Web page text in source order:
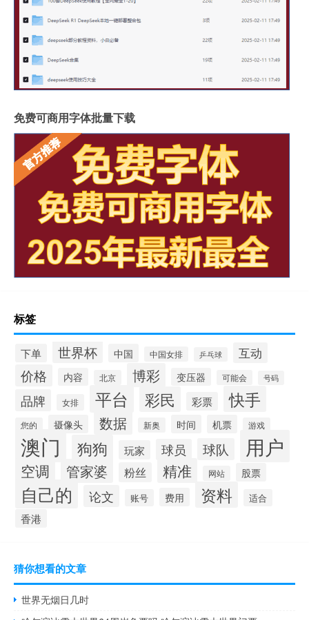
免费可商用字体批量下载
标签
下单 世界杯 中国 中国女排 乒乓球 互动
价格 内容 北京 博彩 变压器 可能会 号码
品牌 女排 平台 彩民 彩票 快手
您的 摄像头 数据 新奥 时间 机票 游戏
澳门 狗狗 玩家 球员 球队 用户
空调 管家婆 粉丝 精准 网站 股票
自己的 论文 账号 费用 资料 适合
香港
猜你想看的文章
世界无烟日几时